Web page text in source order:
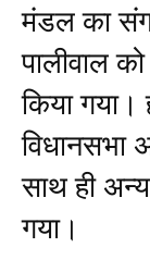
मंडल का
पालीवाल
किया
विधानसभा
साथ ही अन्य
गया।